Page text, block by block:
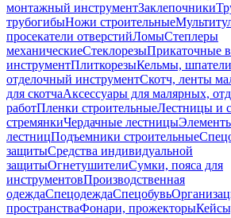
монтажный инструментЗаклепочники
трубогибыНожи строительные
просекатели отверстийЛомыСтеплеры
механическиеСтеклорезыПрикаточные
инструментПлиткорезыКельмы,
отделочный инструментСкотч, ленты
для скотчаАксессуары для малярных,
работПленки строительныеЛестницы и
стремянкиЧердачные лестницы
лестницПодъемники строительные
защитыСредства индивидуальной
защитыОгнетушителиСумки, пояса для
инструментовПроизводственная
одеждаСпецодеждаСпецобувь
пространстваФонари, прожекторы